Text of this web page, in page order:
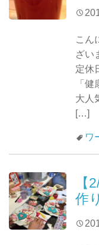
こん
ざい
定休
「
大人
[…]
ワ
【
作